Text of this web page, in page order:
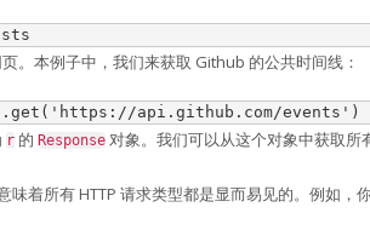
。本例子中，我们来获取 Github 的公共时间线：
. get ( 'https://api.github.com/events' )
r 的 Response 对象。我们可以从这个对象中获取所
味着所有 HTTP 请求类型都是显而易见的。例如，